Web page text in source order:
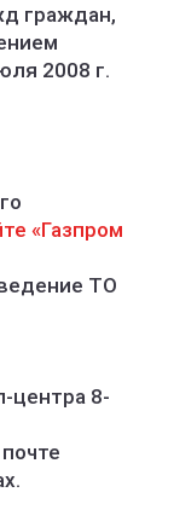
граждан,
2008 г.
«Газпром
ТО
центра 8-